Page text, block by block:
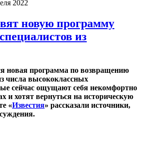
2022
новую программу
из
новая программа по возвращению
числа высококлассных
сейчас ощущают себя некомфортно
и хотят вернуться на историческую
«Известия» рассказали источники,